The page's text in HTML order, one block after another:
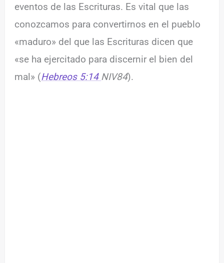
eventos de las Escrituras. Es vital que las
conozcamos para convertirnos en el pueblo
«maduro» del que las Escrituras dicen que
«se ha ejercitado para discernir el bien del
mal» (Hebreos 5:14 NIV84).